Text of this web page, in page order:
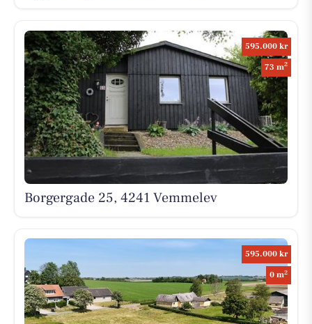
595.000 kr
73 m2
Borgergade 25, 4241 Vemmelev
595.000 kr
0 m2